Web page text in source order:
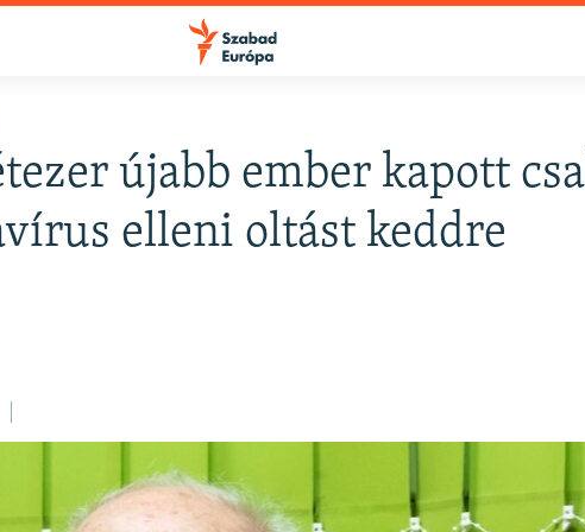
újabb ember kapott
elleni oltást keddre
FELIRATKOZÁS